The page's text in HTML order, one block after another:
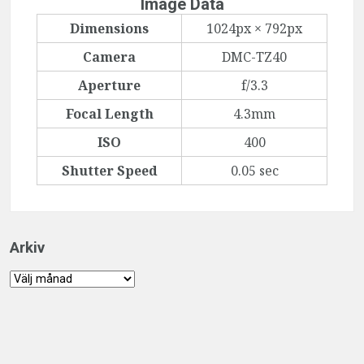
Image Data
Dimensions
1024px × 792px
Camera
DMC-TZ40
Aperture
f/3.3
Focal Length
4.3mm
ISO
400
Shutter Speed
0.05 sec
Arkiv
Arkiv